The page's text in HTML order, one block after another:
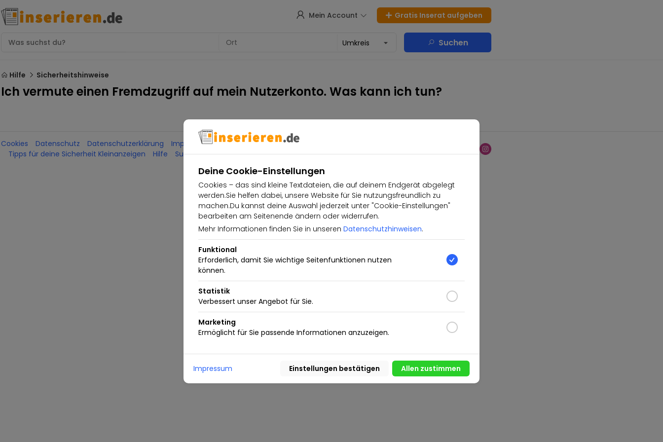
Mein Account Gratis Inserat aufgeben
Suchen
Deine Cookie-Einstellungen
Cookies – das sind kleine Textdateien, die auf deinem Endgerät abgelegt
werden.Sie helfen dabei, unsere Website für Sie nutzungsfreundlich zu
machen.Du kannst deine Auswahl jederzeit unter "Cookie-Einstellungen"
bearbeiten am Seitenende ändern oder widerrufen.
Mehr Informationen finden Sie in unseren Datenschutzhinweisen.
Funktional
Erforderlich, damit Sie wichtige Seitenfunktionen nutzen
können.
Statistik
Verbessert unser Angebot für Sie.
Marketing
Ermöglicht für Sie passende Informationen anzuzeigen.
Impressum
Hilfe Sicherheitshinweise
Ich vermute einen Fremdzugriff auf mein Nutzerkonto. Was kann ich tun?
Cookies Datenschutz Datenschutzerklärung Impressum Kleinanzeigen
Nutzungsbedingungen
Tipps für deine Sicherheit Kleinanzeigen
Hilfe Support kontaktieren Inserieren.de Business